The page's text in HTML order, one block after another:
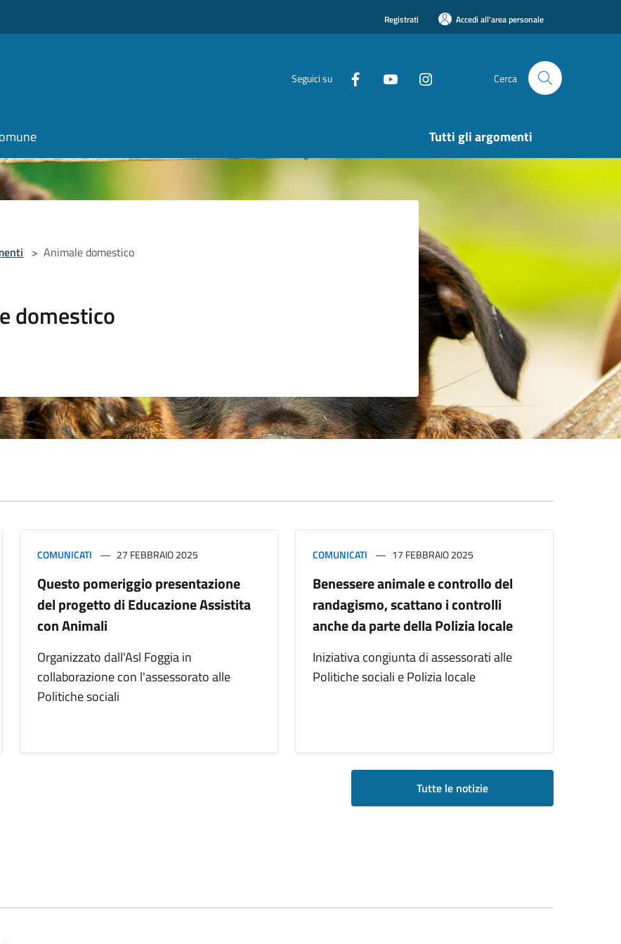
Registrati Accedi all'area personale
Seguici su Cerca
Tutti gli argomenti
> Animale domestico
domestico
COMUNICATI 27 FEBBRAIO 2025
Questo pomeriggio presentazione
del progetto di Educazione Assistita
con Animali
Organizzato dall'Asl Foggia in
collaborazione con l'assessorato alle
Politiche sociali
COMUNICATI 17 FEBBRAIO 2025
Benessere animale e controllo del
randagismo, scattano i controlli
anche da parte della Polizia locale
Iniziativa congiunta di assessorati alle
Politiche sociali e Polizia locale
Tutte le notizie